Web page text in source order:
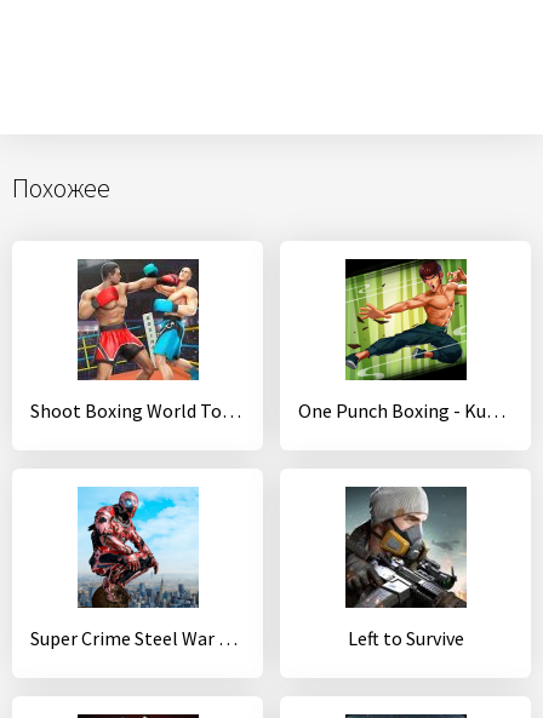
Похожее
Shoot Boxing World Tournament 2019: Панч бокс One Punch Boxing - Kung Fu Attack
Super Crime Steel War Hero Iron Flying Mech Robot Left to Survive